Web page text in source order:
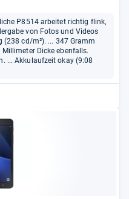
P8514 arbeitet richtig flink,
von Fotos und Videos
(238 cd/m²). ... 347 Gramm
Dicke ebenfalls.
... Akkulaufzeit okay (9:08